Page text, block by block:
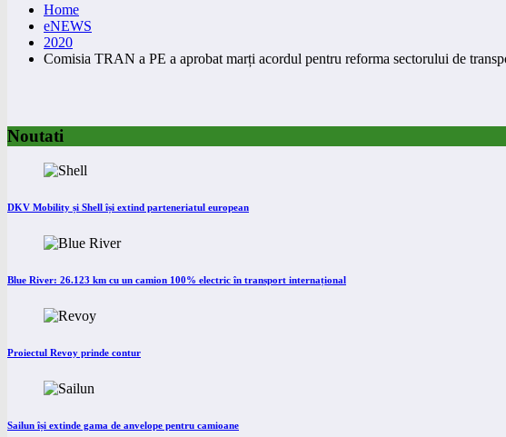
Home
eNEWS
2020
Comisia TRAN a PE a aprobat marți acordul pentru reforma sectorului de
Noutati
DKV Mobility și Shell își extind parteneriatul european
Blue River: 26.123 km cu un camion 100% electric în transport internațional
Proiectul Revoy prinde contur
Sailun își extinde gama de anvelope pentru camioane